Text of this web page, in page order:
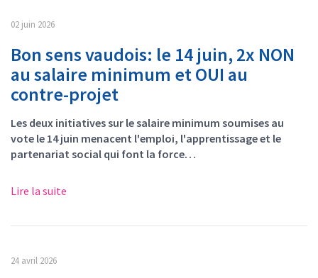
02 juin 2026
Bon sens vaudois: le 14 juin, 2x NON
au salaire minimum et OUI au
contre-projet
Les deux initiatives sur le salaire minimum soumises au
vote le 14 juin menacent l'emploi, l'apprentissage et le
partenariat social qui font la force…
Lire la suite
24 avril 2026